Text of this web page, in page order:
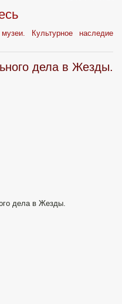
Культурное наследие
дела в Жезды.
дела в Жезды.